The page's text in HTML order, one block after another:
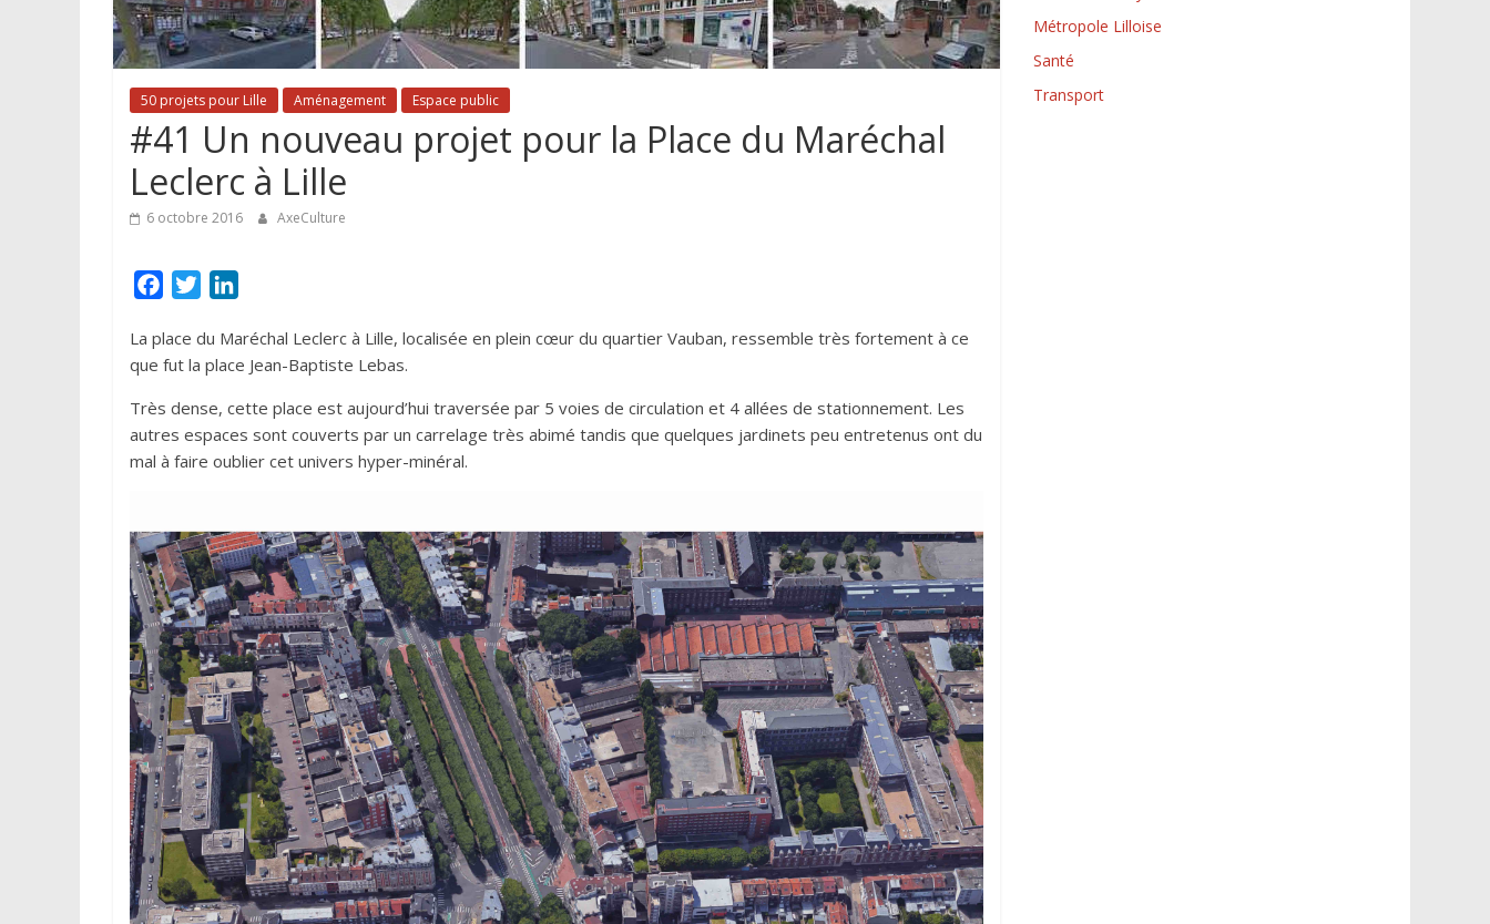
50 projets pour Lille Aménagement Espace public
#41 Un nouveau projet pour la Place du Maréchal
Leclerc à Lille
6 octobre 2016 AxeCulture
c
e
b
o
o
i
t
t
e
r
n
k
e
d
I
La place du Maréchal Leclerc à Lille, localisée en plein cœur du quartier Vauban, ressemble très fortement à ce
que fut la place Jean-Baptiste Lebas.
Très dense, cette place est aujourd’hui traversée par 5 voies de circulation et 4 allées de stationnement. Les
autres espaces sont couverts par un carrelage très abimé tandis que quelques jardinets peu entretenus ont du
mal à faire oublier cet univers hyper-minéral.
Métropole Lilloise
Santé
Transport